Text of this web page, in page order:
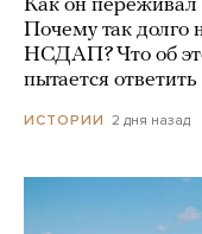
Как он переживал
Почему так долго
НСДАП? Что об
пытается ответить
ИСТОРИИ 2 дня назад